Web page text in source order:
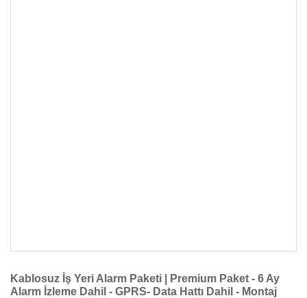
Kablosuz İş Yeri Alarm Paketi | Premium Paket - 6 Ay
Alarm İzleme Dahil - GPRS- Data Hattı Dahil - Montaj